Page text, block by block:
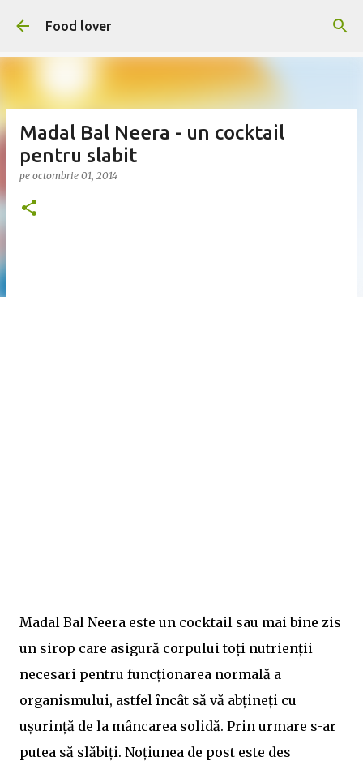
Treceți la conținutul principal
Food lover
Madal Bal Neera - un cocktail
pentru slabit
pe octombrie 01, 2014
Madal Bal Neera este un cocktail sau mai bine zis
un sirop care asigură corpului toți nutrienții
necesari pentru funcționarea normală a
organismului, astfel încât să vă abțineți cu
ușurință de la mâncarea solidă. Prin urmare s-ar
putea să slăbiți. Noțiunea de post este des